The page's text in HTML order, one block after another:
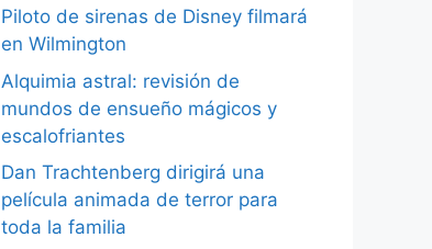
Piloto de sirenas de Disney filmará
en Wilmington
Alquimia astral: revisión de
mundos de ensueño mágicos y
escalofriantes
Dan Trachtenberg dirigirá una
película animada de terror para
toda la familia